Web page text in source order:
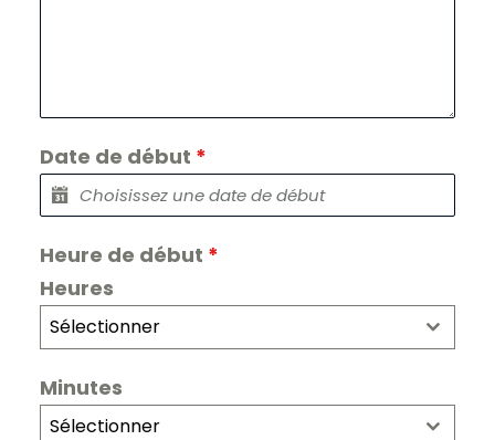
g
n
t
r
l
e
t
Date de début *
Heure de début *
Heures
Sélectionner
Minutes
Sélectionner